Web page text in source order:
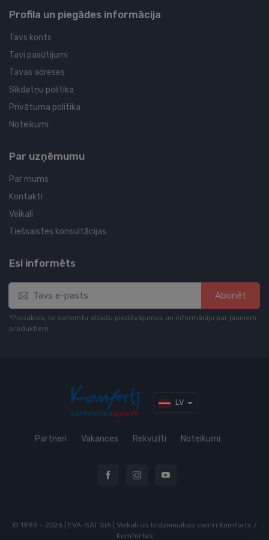
Profila un piegādes informācija
Tavs konts
Tavi pasūtījumi
Tavas adreses
Sīkdatņu politika
Privātuma politika
Noteikumi
Par uzņēmumu
Par mums
Kontakti
Veikali
Tiešsaistes konsultācijas
Esi informēts
Abonēt
*Piesakies, lai saņemtu atlaižu piedāvājumus un informāciju par jauniem
produktiem
LV
Partneri Vakances Rekvizīti Noteikumi
© 1989 - 2026 | EVA-SAT SIA | Veikali un tirdzniecības centri Komforts /
Komfortas